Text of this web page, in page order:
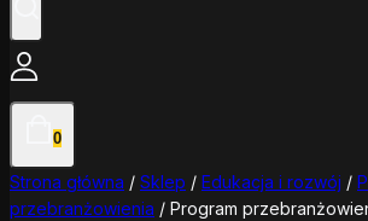
0
Strona główna / Sklep / Edukacja i rozwój /
przebranżowienia / Program